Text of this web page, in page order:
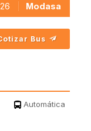
Modasa
Bus
Automática